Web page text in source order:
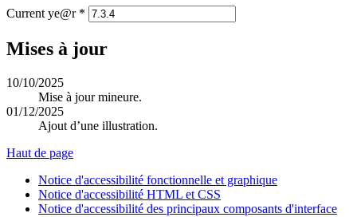
Current ye@r *
Mises à jour
10/10/2025
Mise à jour mineure.
01/12/2025
Ajout d’une illustration.
Haut de page
Notice d'accessibilité fonctionnelle et graphique
Notice d'accessibilité HTML et CSS
Notice d'accessibilité des principaux composants d'interface